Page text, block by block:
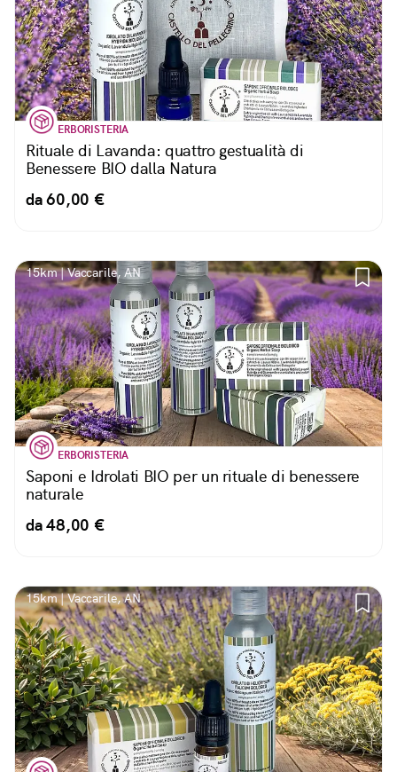
ERBORISTERIA
Rituale di Lavanda: quattro gestualità di
Benessere BIO dalla Natura
da 60,00 €
15km | Vaccarile, AN
ERBORISTERIA
Saponi e Idrolati BIO per un ritual​e di benessere
naturale
da 48,00 €
15km | Vaccarile, AN